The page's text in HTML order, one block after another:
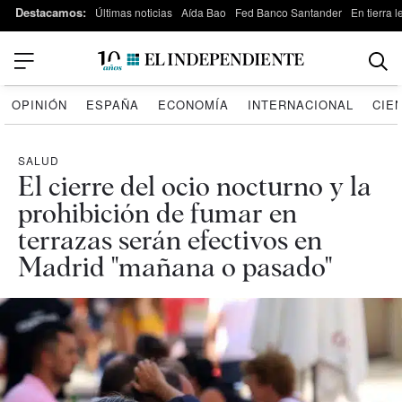
Destacamos: Últimas noticias Aída Bao Fed Banco Santander En tierra
OPINIÓN ESPAÑA ECONOMÍA INTERNACIONAL
SALUD
El cierre del ocio nocturno y la
prohibición de fumar en
terrazas serán efectivos en
Madrid "mañana o pasado"